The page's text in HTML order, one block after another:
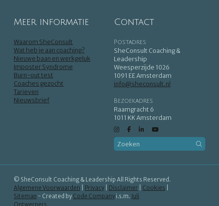
Meer informatie
Waarom SheConsult
Wat heb je aan coaching?
Nieuwe baan en werkgeluk
Imposter Syndrome
Burn-out test
Coaches gezocht
Tarieven
Nieuwsbrief
Contact
Postadres
SheConsult Coaching &
Leadership
Weesperzijde 1026
1091 EE Amsterdam
info@sheconsult.nl
Bezoekadres
Raamgracht 6
1011 KK Amsterdam
© SheConsult Coaching & Leadership All Rights Reserved.
Algemene Voorwaarden
Privacy Disclaimer Cookies
Sitemap - Created by Code Company i.s.m. Juli